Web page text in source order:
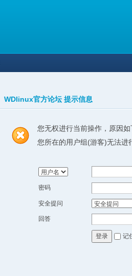
WDlinux官方论坛 提示信息
您无权进行当前操作，原因如
您所在的用户组(游客)无法进
密码
安全提问
回答
登录 记